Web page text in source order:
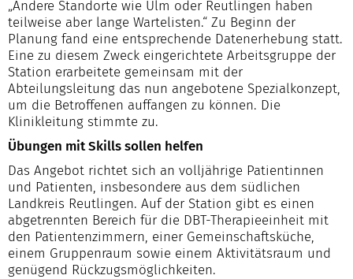
„Andere Standorte wie Ulm oder Reutlingen haben
teilweise aber lange Wartelisten.“ Zu Beginn der
Planung fand eine entsprechende Datenerhebung statt.
Eine zu diesem Zweck eingerichtete Arbeitsgruppe der
Station erarbeitete gemeinsam mit der
Abteilungsleitung das nun angebotene Spezialkonzept,
um die Betroffenen auffangen zu können. Die
Klinikleitung stimmte zu.
Übungen mit Skills sollen helfen
Das Angebot richtet sich an volljährige Patientinnen
und Patienten, insbesondere aus dem südlichen
Landkreis Reutlingen. Auf der Station gibt es einen
abgetrennten Bereich für die DBT-Therapieeinheit mit
den Patientenzimmern, einer Gemeinschaftsküche,
einem Gruppenraum sowie einem Aktivitätsraum und
genügend Rückzugsmöglichkeiten.